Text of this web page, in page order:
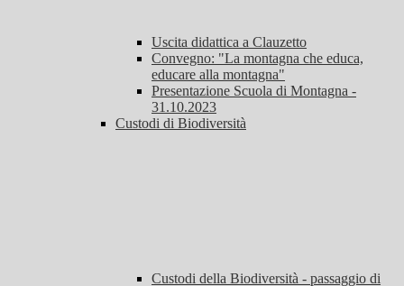
Uscita didattica a Clauzetto
Convegno: "La montagna che educa,
educare alla montagna"
Presentazione Scuola di Montagna -
31.10.2023
Custodi di Biodiversità
Custodi della Biodiversità - passaggio di